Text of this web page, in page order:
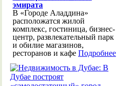
эмирата
В «Городе Аладдина»
расположатся жилой
комплекс, гостиница, бизнес-
центр, развлекательный парк
и обилие магазинов,
ресторанов и кафе Подробнее